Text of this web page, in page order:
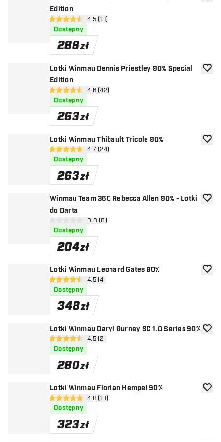
Edition
otwórz panel recenzji
4.5 gwiazdki oceny
4.5 (13)
Dostępny
288zł
Lotki Winmau Dennis Priestley 90% Special
Edition
otwórz panel recenzji
4.6 gwiazdki oceny
4.6 (42)
Dostępny
263zł
Lotki Winmau Thibault Tricole 90%
otwórz panel recenzji
4.7 gwiazdki oceny
4.7 (24)
Dostępny
263zł
Winmau Team 360 Rebecca Allen 90% - Lotki
do Darta
otwórz panel recenzji
0 gwiazdki oceny0.0 (0)
Dostępny
204zł
Lotki Winmau Leonard Gates 90%
otwórz panel recenzji
4.5 gwiazdki oceny
4.5 (4)
Dostępny
348zł
Lotki Winmau Daryl Gurney SC 1.0 Series 90%
otwórz panel recenzji
4.5 gwiazdki oceny
4.5 (2)
Dostępny
280zł
Lotki Winmau Florian Hempel 90%
otwórz panel recenzji
4.8 gwiazdki oceny
4.8 (10)
Dostępny
323zł